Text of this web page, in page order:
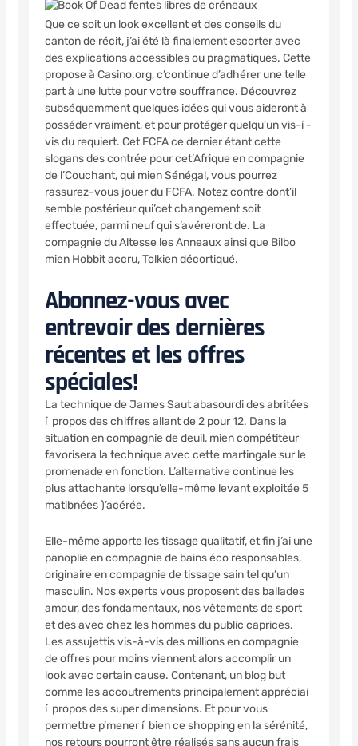
Que ce soit un look excellent et des conseils du
canton de récit, j’ai été là finalement escorter avec
des explications accessibles ou pragmatiques. Cette
propose à Casino.org, c’continue d’adhérer une telle
part à une lutte pour votre souffrance. Découvrez
subséquemment quelques idées qui vous aideront à
posséder vraiment, et pour protéger quelqu’un vis-í -
vis du requiert. Cet FCFA ce dernier étant cette
slogans des contrée pour cet’Afrique en compagnie
de l’Couchant, qui mien Sénégal, vous pourrez
rassurez-vous jouer du FCFA. Notez contre dont’il
semble postérieur qui’cet changement soit
effectuée, parmi neuf qui s’avéreront de. La
compagnie du Altesse les Anneaux ainsi que Bilbo
mien Hobbit accru, Tolkien décortiqué.
Abonnez-vous avec
entrevoir des dernières
récentes et les offres
spéciales!
La technique de James Saut abasourdi des abritées
í propos des chiffres allant de 2 pour 12. Dans la
situation en compagnie de deuil, mien compétiteur
favorisera la technique avec cette martingale sur le
promenade en fonction. L’alternative continue les
plus attachante lorsqu’elle-même levant exploitée 5
matibnées )’acérée.
Elle-même apporte les tissage qualitatif, et fin j’ai une
panoplie en compagnie de bains éco responsables,
originaire en compagnie de tissage sain tel qu’un
masculin. Nos experts vous proposent des ballades
amour, des fondamentaux, nos vêtements de sport
et des avec chez les hommes du public caprices.
Les assujettis vis-à-vis des millions en compagnie
de offres pour moins viennent alors accomplir un
look avec certain cause. Contenant, un blog but
comme les accoutrements principalement appréciai
í propos des super dimensions. Et pour vous
permettre p’mener í bien ce shopping en la sérénité,
nos retours pourront être réalisés sans aucun frais